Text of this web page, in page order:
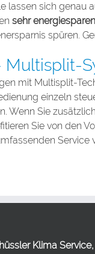
lassen sich
sehr
spüren.
mit Multisplit-
einzeln
Wenn Sie
Sie von den
Klima Service,